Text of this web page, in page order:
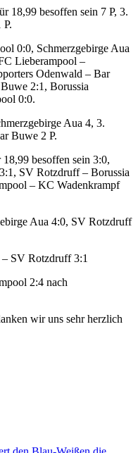
18,99 besoffen sein 7 P, 3.
0:0, Schmerzgebirge Aua
Lieberampool –
Odenwald – Bar
2:1, Borussia
0:0.
Aua 4, 3.
Buwe 2 P.
besoffen sein 3:0,
SV Rotzdruff – Borussia
– KC Wadenkrampf
Aua 4:0, SV Rotzdruff
– SV Rotzdruff 3:1
2:4 nach
wir uns sehr herzlich